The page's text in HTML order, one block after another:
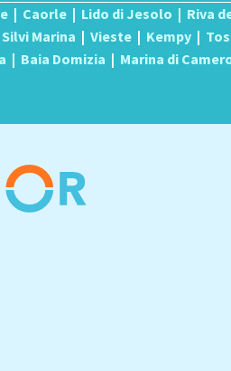
| Caorle | Lido di Jesolo | Riva
Silvi Marina | Vieste | Kempy |
| Baia Domizia | Marina di